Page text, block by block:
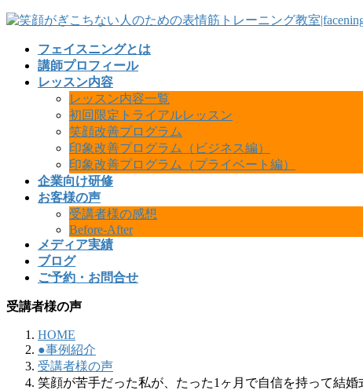
フェイスニングとは
講師プロフィール
レッスン内容
レッスン内容一覧
初回限定トライアルレッスン
笑顔改善プログラム
印象改善プログラム（ビジネス編）
印象改善プログラム（プライベート編）
企業向け研修
お客様の声
受講者様の感想
Before-After
メディア実績
ブログ
ご予約・お問合せ
受講者様の声
HOME
●事例紹介
受講者様の声
笑顔が苦手だった私が、たった1ヶ月で自信を持って結婚